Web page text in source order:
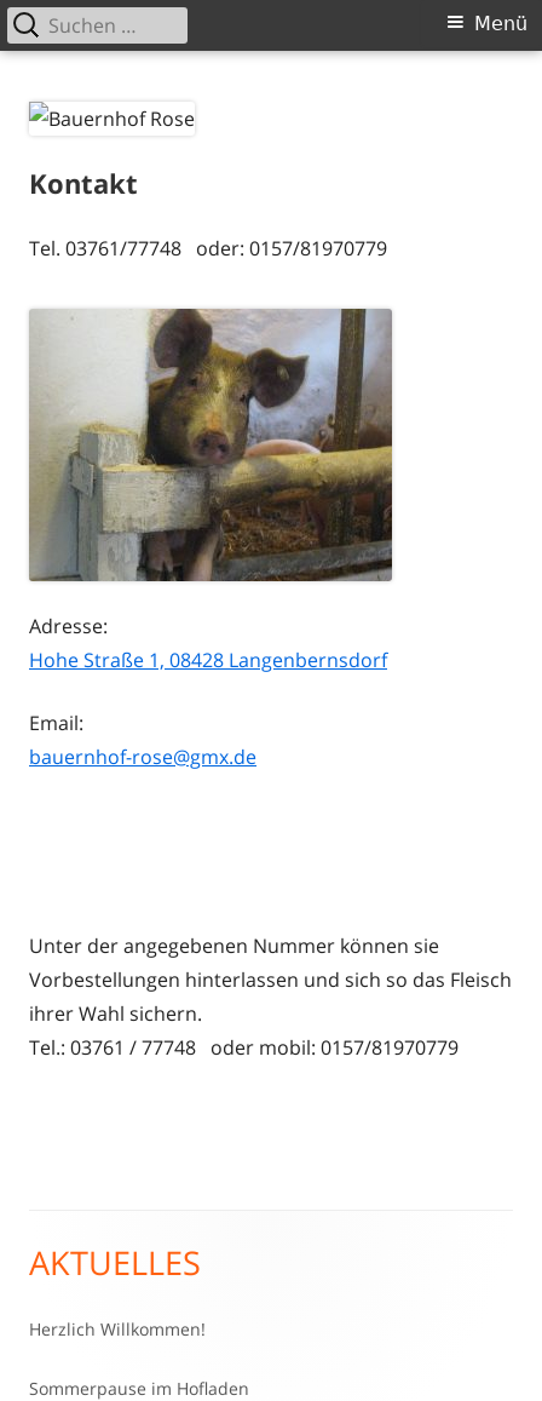
zum
Primäres
Menü
Suchen
nach:
Kontakt
Tel. 03761/77748 oder: 0157/81970779
Adresse:
Hohe Straße 1, 08428 Langenbernsdorf
Email:
bauernhof-rose@gmx.de
Unter der angegebenen Nummer können sie
Vorbestellungen hinterlassen und sich so das Fleisch
ihrer Wahl sichern.
Tel.: 03761 / 77748 oder mobil: 0157/81970779
Haupt-
Seitenleiste
AKTUELLES
Herzlich Willkommen!
Sommerpause im Hofladen